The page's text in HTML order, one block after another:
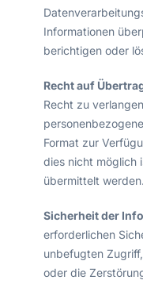
Informationen
berichtigen oder
Recht auf
Recht zu
Format zur
dies nicht möglich
übermittelt werden.
Sicherheit der
erforderlichen
unbefugten
oder die